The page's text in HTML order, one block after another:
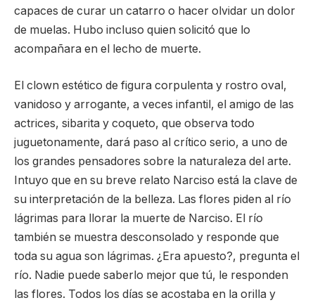
capaces de curar un catarro o hacer olvidar un dolor
de muelas. Hubo incluso quien solicitó que lo
acompañara en el lecho de muerte.
El clown estético de figura corpulenta y rostro oval,
vanidoso y arrogante, a veces infantil, el amigo de las
actrices, sibarita y coqueto, que observa todo
juguetonamente, dará paso al crítico serio, a uno de
los grandes pensadores sobre la naturaleza del arte.
Intuyo que en su breve relato Narciso está la clave de
su interpretación de la belleza. Las flores piden al río
lágrimas para llorar la muerte de Narciso. El río
también se muestra desconsolado y responde que
toda su agua son lágrimas. ¿Era apuesto?, pregunta el
río. Nadie puede saberlo mejor que tú, le responden
las flores. Todos los días se acostaba en la orilla y